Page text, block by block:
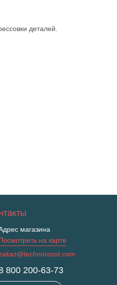
деталей.
магазина
на карте
800 200-63-73